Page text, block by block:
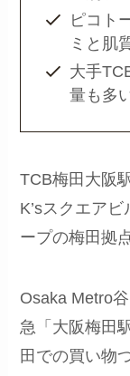
ピコト
ミと肌
大手
量も多
TCB梅田大阪
K’sスクエア
ープの梅田拠
Osaka Metro
急「大阪梅田
田での買い物